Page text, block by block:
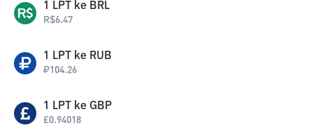
1 LPT ke BRL
R$6.47
1 LPT ke RUB
₽104.26
1 LPT ke GBP
£0.94018